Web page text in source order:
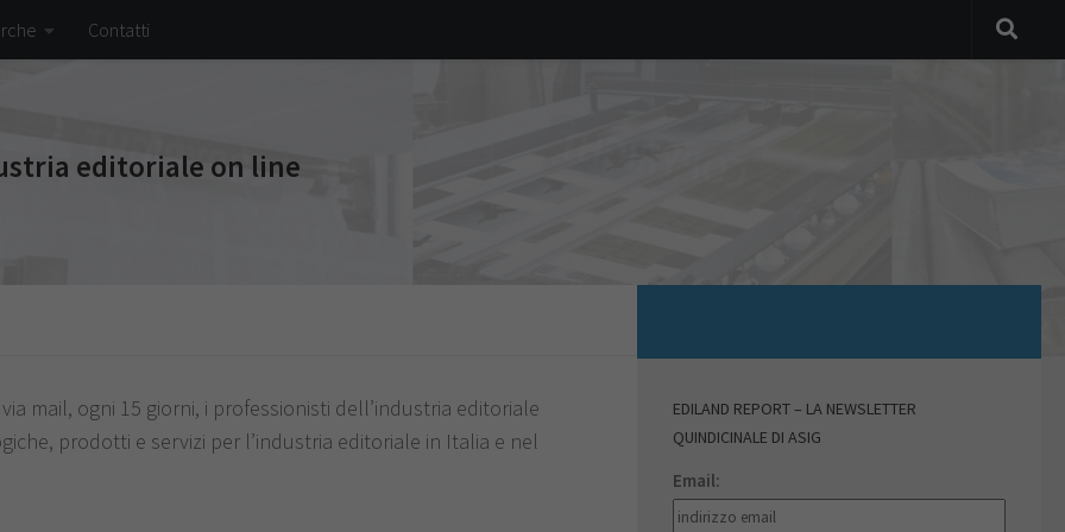
Contatti
editoriale on line
mail, ogni 15 giorni, i professionisti dell’industria editoriale
prodotti e servizi per l’industria editoriale in Italia e nel
EDILAND REPORT – LA NEWSLETTER
QUINDICINALE DI ASIG
Email: